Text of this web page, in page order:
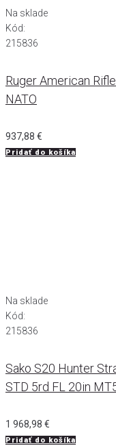
Na sklade
Kód:
215836
Ruger American
NATO
937,88 €
Pridať do košíka
Na sklade
Kód:
215836
Sako S20 Hunter
STD 5rd FL 20in
1 968,98 €
Pridať do košíka